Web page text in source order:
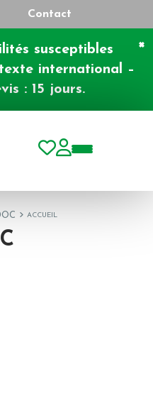
Contact
susceptibles
international –
: 15 jours.
×
Toggle
ACCUEIL